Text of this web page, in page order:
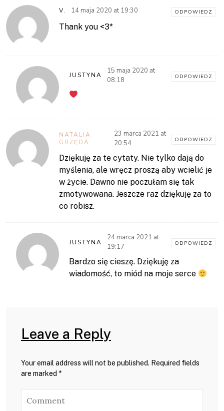
V. 14 maja 2020 at 19:30 ODPOWIEDZ
Thank you <3*
JUSTYNA
15 maja 2020 at
08:18
ODPOWIEDZ
NATALIA
GRZĘDA
23 marca 2021 at
20:54
ODPOWIEDZ
Dziękuję za te cytaty. Nie tylko dają do
myślenia, ale wręcz proszą aby wcielić je
w życie. Dawno nie poczułam się tak
zmotywowana. Jeszcze raz dziękuję za to
co robisz.
JUSTYNA
24 marca 2021 at
19:17
ODPOWIEDZ
Bardzo się cieszę. Dziękuję za
wiadomość, to miód na moje serce
Leave a Reply
Your email address will not be published. Required fields
are marked *